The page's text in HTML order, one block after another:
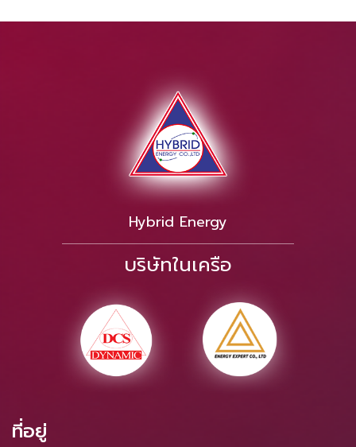
Hybrid Energy
บริษัทในเครือ
ที่อยู่